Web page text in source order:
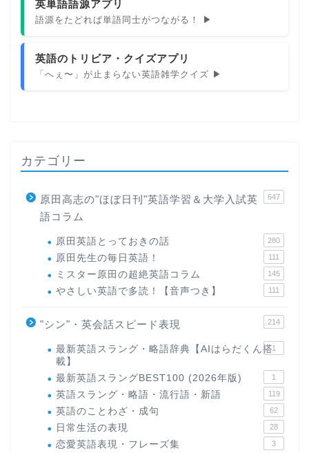
英単語語源アプリ
語源をたどれば単語同士がつながる！ ▶
英語のトリビア・クイズアプリ
「へぇ〜」が止まらない英語雑学クイズ ▶
カテゴリー
原田高志の"ほぼ日刊"英語学習＆大学入試英
語コラム
647
原田英語とっておきの話 280
原田先生の毎日英語！ 111
ミスター原田の超絶英語コラム 145
やさしい英語で多読！【音声つき】 111
"シン"・英会話スピード表現 214
最新英語スラング・略語辞典【AIはらだくん搭
載】
1
最新英語スラングBEST100 (2026年版) 1
英語スラング・略語・流行語・新語 119
英語のことわざ・成句 62
日常生活の表現 28
恋愛英語表現・フレーズ集 3